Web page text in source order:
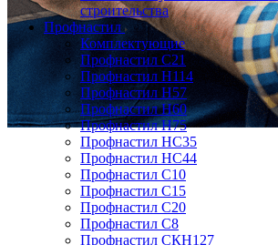
строительства
Профнастил
Комплектующие
Профнастил C21
Профнастил Н114
Профнастил Н57
Профнастил Н60
Профнастил Н75
Профнастил НС35
Профнастил НС44
Профнастил С10
Профнастил С15
Профнастил С20
Профнастил С8
Профнастил СКН127